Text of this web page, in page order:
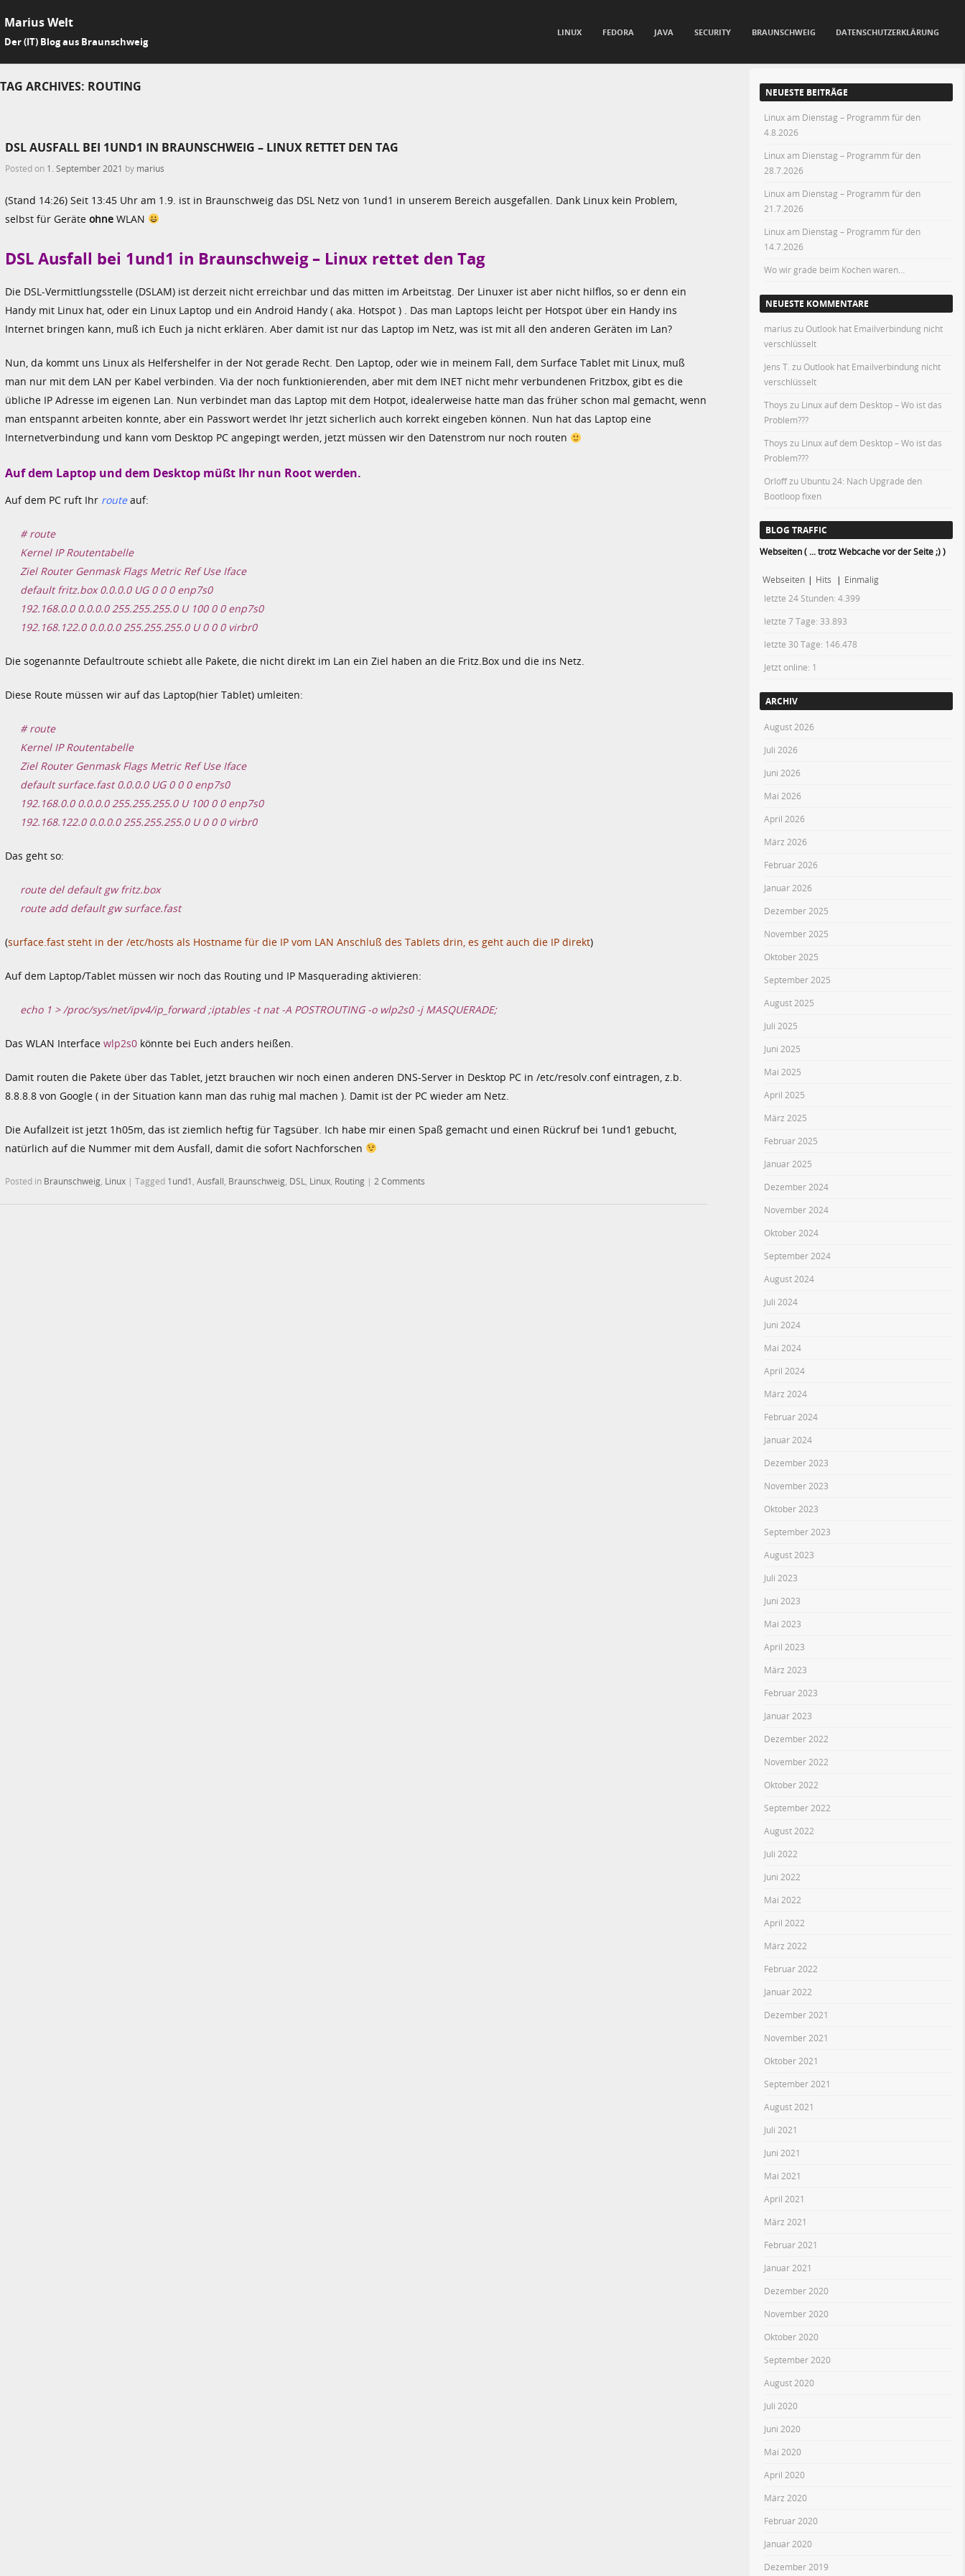
Marius Welt
Der (IT) Blog aus Braunschweig
LINUX FEDORA JAVA SECURITY BRAUNSCHWEIG DATENSCHUTZERKLÄRUNG
TAG ARCHIVES: ROUTING
DSL AUSFALL BEI 1UND1 IN BRAUNSCHWEIG – LINUX RETTET DEN TAG
Posted on 1. September 2021 by marius
(Stand 14:26) Seit 13:45 Uhr am 1.9. ist in Braunschweig das DSL Netz von 1und1 in unserem Bereich ausgefallen. Dank Linux kein Problem,
selbst für Geräte ohne WLAN
DSL Ausfall bei 1und1 in Braunschweig – Linux rettet den Tag
Die DSL-Vermittlungsstelle (DSLAM) ist derzeit nicht erreichbar und das mitten im Arbeitstag. Der Linuxer ist aber nicht hilflos, so er denn ein
Handy mit Linux hat, oder ein Linux Laptop und ein Android Handy ( aka. Hotspot ) . Das man Laptops leicht per Hotspot über ein Handy ins
Internet bringen kann, muß ich Euch ja nicht erklären. Aber damit ist nur das Laptop im Netz, was ist mit all den anderen Geräten im Lan?
Nun, da kommt uns Linux als Helfershelfer in der Not gerade Recht. Den Laptop, oder wie in meinem Fall, dem Surface Tablet mit Linux, muß
man nur mit dem LAN per Kabel verbinden. Via der noch funktionierenden, aber mit dem INET nicht mehr verbundenen Fritzbox, gibt es die
übliche IP Adresse im eigenen Lan. Nun verbindet man das Laptop mit dem Hotpot, idealerweise hatte man das früher schon mal gemacht, wenn
man entspannt arbeiten konnte, aber ein Passwort werdet Ihr jetzt sicherlich auch korrekt eingeben können. Nun hat das Laptop eine
Internetverbindung und kann vom Desktop PC angepingt werden, jetzt müssen wir den Datenstrom nur noch routen
Auf dem Laptop und dem Desktop müßt Ihr nun Root werden.
Auf dem PC ruft Ihr routeauf:
# route
Kernel IP Routentabelle
Ziel Router Genmask Flags Metric Ref Use Iface
default fritz.box 0.0.0.0 UG 0 0 0 enp7s0
192.168.0.0 0.0.0.0 255.255.255.0 U 100 0 0 enp7s0
192.168.122.0 0.0.0.0 255.255.255.0 U 0 0 0 virbr0
Die sogenannte Defaultroute schiebt alle Pakete, die nicht direkt im Lan ein Ziel haben an die Fritz.Box und die ins Netz.
Diese Route müssen wir auf das Laptop(hier Tablet) umleiten:
# route
Kernel IP Routentabelle
Ziel Router Genmask Flags Metric Ref Use Iface
default surface.fast 0.0.0.0 UG 0 0 0 enp7s0
192.168.0.0 0.0.0.0 255.255.255.0 U 100 0 0 enp7s0
192.168.122.0 0.0.0.0 255.255.255.0 U 0 0 0 virbr0
Das geht so:
route del default gw fritz.box
route add default gw surface.fast
(surface.fast steht in der /etc/hosts als Hostname für die IP vom LAN Anschluß des Tablets drin, es geht auch die IP direkt)
Auf dem Laptop/Tablet müssen wir noch das Routing und IP Masquerading aktivieren:
echo 1 > /proc/sys/net/ipv4/ip_forward ;iptables -t nat -A POSTROUTING -o wlp2s0 -j MASQUERADE;
Das WLAN Interface wlp2s0 könnte bei Euch anders heißen.
Damit routen die Pakete über das Tablet, jetzt brauchen wir noch einen anderen DNS-Server in Desktop PC in /etc/resolv.conf eintragen, z.b.
8.8.8.8 von Google ( in der Situation kann man das ruhig mal machen ). Damit ist der PC wieder am Netz.
Die Aufallzeit ist jetzt 1h05m, das ist ziemlich heftig für Tagsüber. Ich habe mir einen Spaß gemacht und einen Rückruf bei 1und1 gebucht,
natürlich auf die Nummer mit dem Ausfall, damit die sofort Nachforschen
Posted in Braunschweig Linux | Tagged 1und1 Ausfall Braunschweig DSL Linux Routing | 2 Comments
NEUESTE BEITRÄGE
Linux am Dienstag – Programm für den
4.8.2026
Linux am Dienstag – Programm für den
28.7.2026
Linux am Dienstag – Programm für den
21.7.2026
Linux am Dienstag – Programm für den
14.7.2026
Wo wir grade beim Kochen waren…
NEUESTE KOMMENTARE
marius zuOutlook hat Emailverbindung nicht
verschlüsselt
Jens T. zuOutlook hat Emailverbindung nicht
verschlüsselt
Thoys zu Linux auf dem Desktop – Wo ist das
Problem???
Thoys zu Linux auf dem Desktop – Wo ist das
Problem???
Orloffzu Ubuntu 24: Nach Upgrade den
Bootloop fixen
BLOG TRAFFIC
Webseiten ( ... trotz Webcache vor der Seite ;) )
Webseiten | Hits | Einmalig
letzte 24 Stunden:4.399
letzte 7 Tage: 33.893
letzte 30 Tage: 146.478
Jetzt online: 1
ARCHIV
August 2026
Juli 2026
Juni 2026
Mai 2026
April 2026
März 2026
Februar 2026
Januar 2026
Dezember 2025
November 2025
Oktober 2025
September 2025
August 2025
Juli 2025
Juni 2025
Mai 2025
April 2025
März 2025
Februar 2025
Januar 2025
Dezember 2024
November 2024
Oktober 2024
September 2024
August 2024
Juli 2024
Juni 2024
Mai 2024
April 2024
März 2024
Februar 2024
Januar 2024
Dezember 2023
November 2023
Oktober 2023
September 2023
August 2023
Juli 2023
Juni 2023
Mai 2023
April 2023
März 2023
Februar 2023
Januar 2023
Dezember 2022
November 2022
Oktober 2022
September 2022
August 2022
Juli 2022
Juni 2022
Mai 2022
April 2022
März 2022
Februar 2022
Januar 2022
Dezember 2021
November 2021
Oktober 2021
September 2021
August 2021
Juli 2021
Juni 2021
Mai 2021
April 2021
März 2021
Februar 2021
Januar 2021
Dezember 2020
November 2020
Oktober 2020
September 2020
August 2020
Juli 2020
Juni 2020
Mai 2020
April 2020
März 2020
Februar 2020
Januar 2020
Dezember 2019